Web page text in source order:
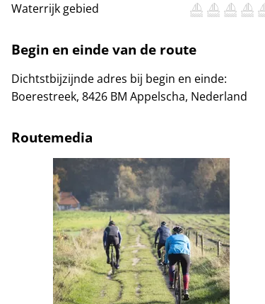
Waterrijk gebied
Begin en einde van de route
Dichtstbijzijnde adres bij begin en einde:
Boerestreek, 8426 BM Appelscha, Nederland
Routemedia